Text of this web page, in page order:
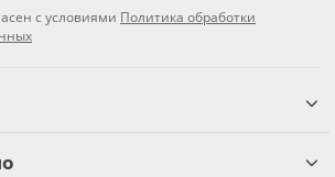
с условиями Политика обработки